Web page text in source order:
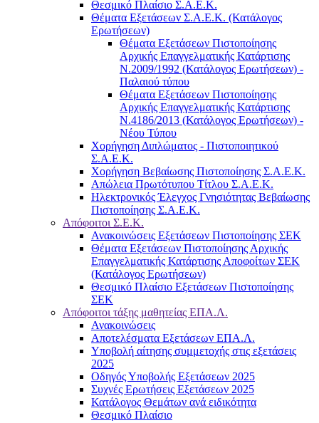
Θεσμικό Πλαίσιο Σ.Α.Ε.Κ.
Θέματα Εξετάσεων Σ.Α.Ε.Κ. (Κατάλογος
Ερωτήσεων)
Θέματα Εξετάσεων Πιστοποίησης
Αρχικής Επαγγελματικής Κατάρτισης
Ν.2009/1992 (Κατάλογος Ερωτήσεων) -
Παλαιού τύπου
Θέματα Εξετάσεων Πιστοποίησης
Αρχικής Επαγγελματικής Κατάρτισης
Ν.4186/2013 (Κατάλογος Ερωτήσεων) -
Νέου Τύπου
Χορήγηση Διπλώματος - Πιστοποιητικού
Σ.Α.Ε.Κ.
Χορήγηση Βεβαίωσης Πιστοποίησης Σ.Α.Ε.Κ.
Απώλεια Πρωτότυπου Τίτλου Σ.Α.Ε.Κ.
Ηλεκτρονικός Έλεγχος Γνησιότητας Βεβαίωσης
Πιστοποίησης Σ.Α.Ε.Κ.
Απόφοιτοι Σ.Ε.Κ.
Ανακοινώσεις Εξετάσεων Πιστοποίησης ΣΕΚ
Θέματα Εξετάσεων Πιστοποίησης Αρχικής
Επαγγελματικής Κατάρτισης Αποφοίτων ΣΕΚ
(Κατάλογος Ερωτήσεων)
Θεσμικό Πλαίσιο Εξετάσεων Πιστοποίησης
ΣΕΚ
Απόφοιτοι τάξης μαθητείας ΕΠΑ.Λ.
Ανακοινώσεις
Αποτελέσματα Εξετάσεων ΕΠΑ.Λ.
Υποβολή αίτησης συμμετοχής στις εξετάσεις
2025
Οδηγός Υποβολής Εξετάσεων 2025
Συχνές Ερωτήσεις Εξετάσεων 2025
Κατάλογος Θεμάτων ανά ειδικότητα
Θεσμικό Πλαίσιο